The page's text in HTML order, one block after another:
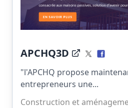
APCHQ3D
"l'APCHQ propose
entrepreneurs une...
Construction et